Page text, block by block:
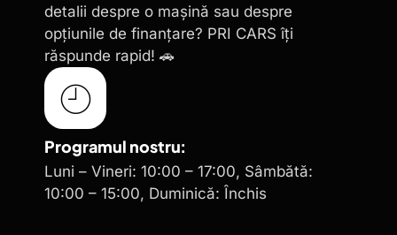
detalii despre o mașină sau despre
opțiunile de finanțare? PRI CARS îți
răspunde rapid! 🚗
Programul nostru:
Luni – Vineri: 10:00 – 17:00, Sâmbătă:
10:00 – 15:00, Duminică: Închis